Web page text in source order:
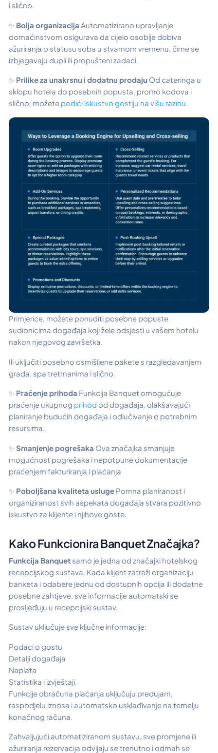
i slično.
✨ Bolja organizacija Automatizirano upravljanje
domaćinstvom osigurava da cijelo osoblje dobiva
ažuriranja o statusu soba u stvarnom vremenu, čime se
izbjegavaju dupli ili propušteni zadaci.
✨ Prilike za unakrsnu i dodatnu prodaju Od cateringa u
sklopu hotela do posebnih popusta, promo kodova i
slično, možete podići iskustvo gostiju na višu razinu.
Primjerice, možete ponuditi posebne popuste
sudionicima događaja koji žele odsjesti u vašem hotelu
nakon njegovog završetka.
Ili uključiti posebno osmišljene pakete s razgledavanjem
grada, spa tretmanima i slično.
✨ Praćenje prihoda Funkcija Banquet omogućuje
praćenje ukupnog prihod od događaja, olakšavajući
planiranje budućih događaja i odlučivanje o potrebnim
resursima.
✨Smanjenje pogrešaka Ova značajka smanjuje
mogućnost pogrešaka i nepotpune dokumentacije
praćenjem fakturiranja i plaćanja
✨ Poboljšana kvaliteta usluge Pomna planiranost i
organiziranost svih aspekata događaja stvara pozitivno
iskustvo za klijente i njihove goste.
Kako Funkcionira Banquet Značajka?
Funkcija Banquet samo je jedna od značajki hotelskog
recepcijskog sustava. Kada klijent zatraži organizaciju
banketa i odabere jednu od dostupnih opcija ili dodatne
posebne zahtjeve, sve informacije automatski se
prosljeđuju u recepcijski sustav.
Sustav uključuje sve ključne informacije:
Podaci o gostu
Detalji događaja
Naplata
Statistika i izvještaji.
Funkcije obračuna plaćanja uključuju predujam,
raspodjelu iznosa i automatsko usklađivanje na temelju
konačnog računa.
Zahvaljujući automatiziranom sustavu, sve promjene ili
ažuriranja rezervacija odvijaju se trenutno i odmah se